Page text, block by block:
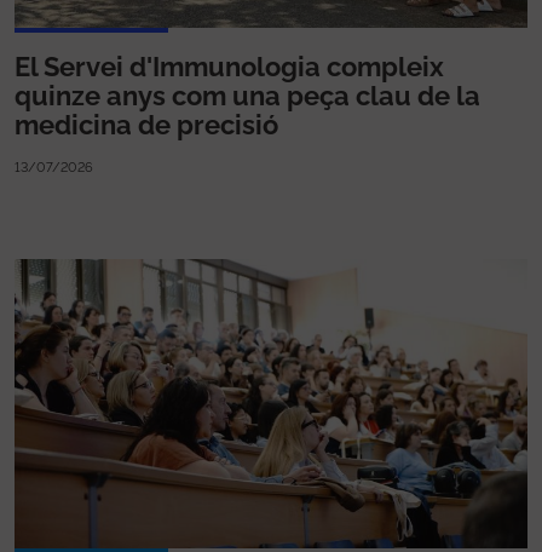
El Servei d'Immunologia compleix
quinze anys com una peça clau de la
medicina de precisió
13/07/2026